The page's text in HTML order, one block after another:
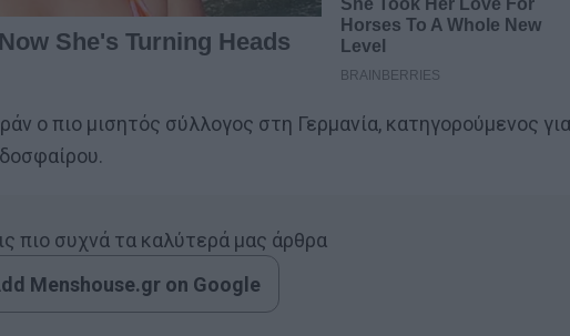
ο πιο μισητός σύλλογος στη Γερμανία, κατηγορούμενος για
πιο συχνά τα καλύτερά μας άρθρα
Menshouse.gr on Google